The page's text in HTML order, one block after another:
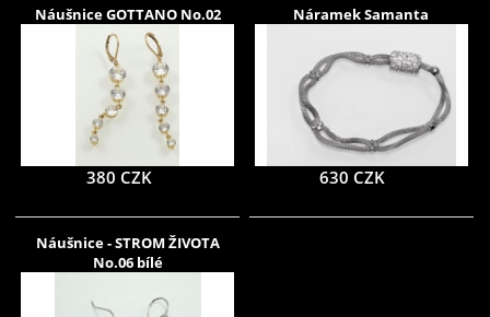
Náušnice GOTTANO No.02
380 CZK
Náramek Samanta
630 CZK
Náušnice - STROM ŽIVOTA
No.06 bílé